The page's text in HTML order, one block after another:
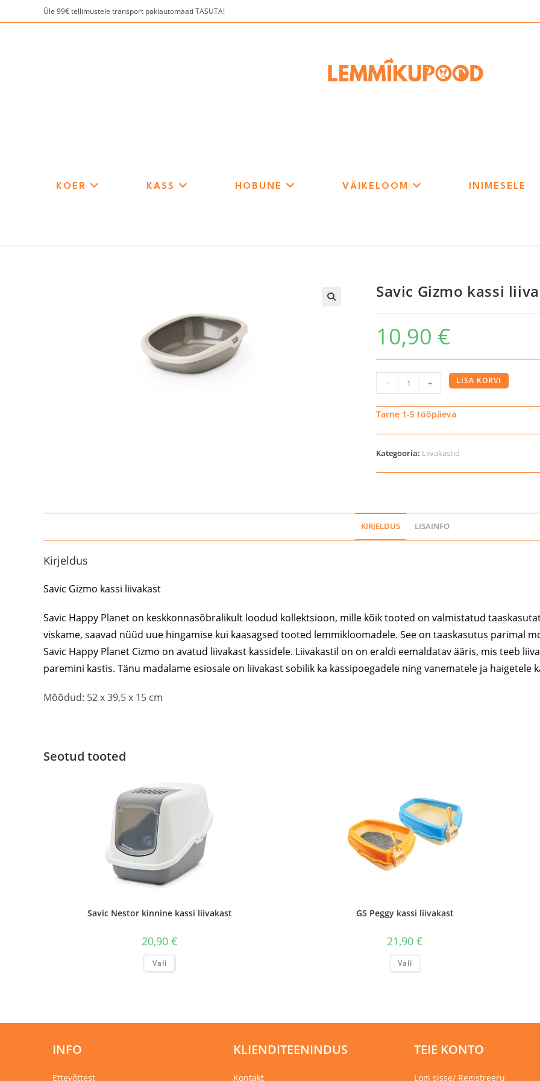
to
Üle 99€ tellimustele transport pakiautomaati TASUTA!
KOER KASS HOBUNE VÄIKELOOM INIMESELE
Savic Gizmo kassi
10,90 €
Gizmo
kassi
- + LISA KORVI
Tarne 1-5 tööpäeva
Kategooria: Liivakastid
KIRJELDUS LISAINFO
Kirjeldus
Savic Gizmo kassi liivakast
Savic Happy Planet on keskkonnasõbralikult loodud kollektsioon, mille kõik tooted on valmistatud
viskame, saavad nüüd uue hingamise kui kaasagsed tooted lemmikloomadele. See on taaskasutus parimal
Savic Happy Planet Cizmo on avatud liivakast kassidele. Liivakastil on on eraldi eemaldatav ääris, mis teeb
paremini kastis. Tänu madalame esiosale on liivakast sobilik ka kassipoegadele ning vanematele ja haigetele
Mõõdud: 52 x 39,5 x 15 cm
Seotud tooted
Savic Nestor kinnine kassi liivakast
20,90€
Vali
Sellel
tootelehel.
GS Peggy kassi liivakast
21,90 €
Vali
Sellel
tootelehel.
INFO
Ettevõttest
KLIENDITEENINDUS
Kontakt
TEIE KONTO
Logi sisse/ Registreeru